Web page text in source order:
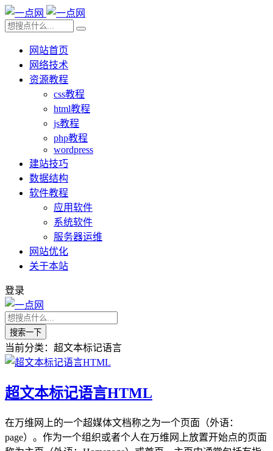
网站首页
网络技术
资源教程
css教程
html教程
js教程
php教程
wordpress
建站技巧
数据结构
软件教程
应用软件
系统软件
服务器运维
网站优化
关于本站
登录
搜索一下
当前分类：超文本标记语言
超文本标记语言HTML
在万维网上的一个超媒体文档称之为一个页面（外语：
page）。作为一个组织或者个人在万维网上放置开始点的页面